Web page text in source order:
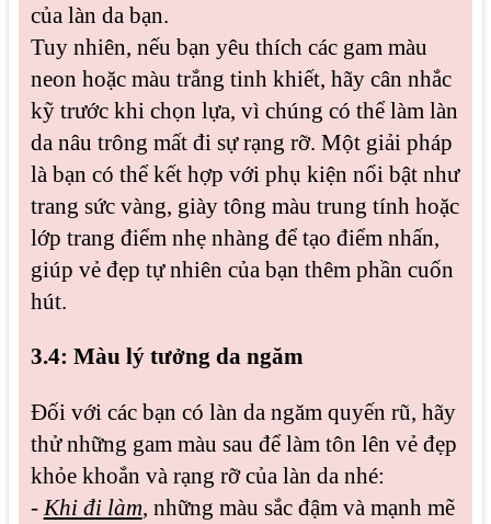
của làn da bạn.
Tuy nhiên, nếu bạn yêu thích các gam màu
neon hoặc màu trắng tinh khiết, hãy cân nhắc
kỹ trước khi chọn lựa, vì chúng có thể làm làn
da nâu trông mất đi sự rạng rỡ. Một giải pháp
là bạn có thể kết hợp với phụ kiện nổi bật như
trang sức vàng, giày tông màu trung tính hoặc
lớp trang điểm nhẹ nhàng để tạo điểm nhấn,
giúp vẻ đẹp tự nhiên của bạn thêm phần cuốn
hút.
3.4: Màu lý tưởng da ngăm
Đối với các bạn có làn da ngăm quyến rũ, hãy
thử những gam màu sau để làm tôn lên vẻ đẹp
khỏe khoắn và rạng rỡ của làn da nhé:
-Khi đi làm, những màu sắc đậm và mạnh mẽ